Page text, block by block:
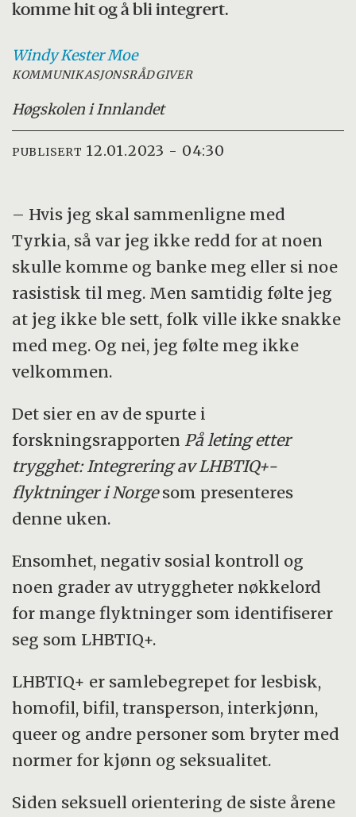
komme hit og å bli integrert.
Windy KesterMoe
KOMMUNIKASJONSRÅDGIVER
Høgskolen i Innlandet
PUBLISERT 12.01.2023 - 04:30
– Hvis jeg skal sammenligne med
Tyrkia, så var jeg ikke redd for at noen
skulle komme og banke meg eller si noe
rasistisk til meg. Men samtidig følte jeg
at jeg ikke ble sett, folk ville ikke snakke
med meg. Og nei, jeg følte meg ikke
velkommen.
Det sier en av de spurte i
forskningsrapporten På leting etter
trygghet: Integrering av LHBTIQ+-
flyktninger i Norgesom presenteres
denne uken.
Ensomhet, negativ sosial kontroll og
noen grader av utryggheter nøkkelord
for mange flyktninger som identifiserer
seg som LHBTIQ+.
LHBTIQ+ er samlebegrepet for lesbisk,
homofil, bifil, transperson, interkjønn,
queer og andre personer som bryter med
normer for kjønn og seksualitet.
Siden seksuell orientering de siste årene